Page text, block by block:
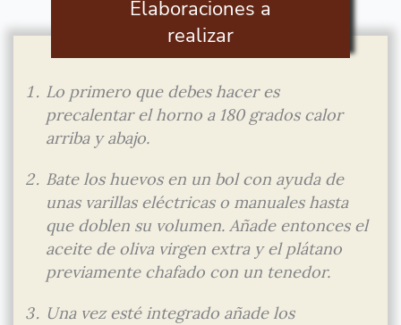
Elaboraciones a
realizar
Lo primero que debes hacer es
precalentar el horno a 180 grados calor
arriba y abajo.
Bate los huevos en un bol con ayuda de
unas varillas eléctricas o manuales hasta
que doblen su volumen. Añade entonces el
aceite de oliva virgen extra y el plátano
previamente chafado con un tenedor.
Una vez esté integrado añade los